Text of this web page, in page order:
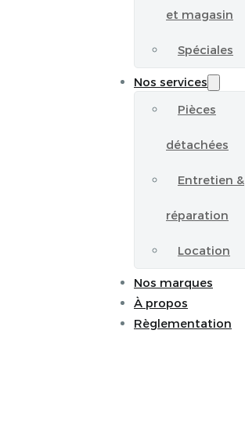
et magasin
Spéciales
Nos services
Pièces
détachées
Entretien &
réparation
Location
Nos marques
À propos
Règlementation